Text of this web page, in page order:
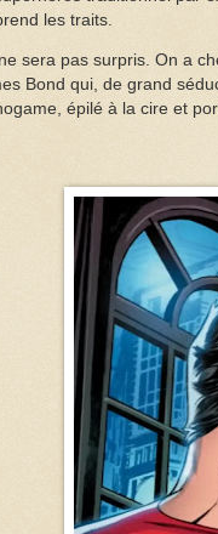
les traits.
sera pas surpris. On a
Bond qui, de grand
épilé à la cire et